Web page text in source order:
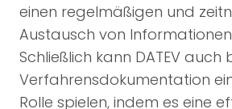
einen regelmäßigen und
Austausch von
Schließlich kann DATEV auch
Verfahrensdokumentation
Rolle spielen, indem es eine